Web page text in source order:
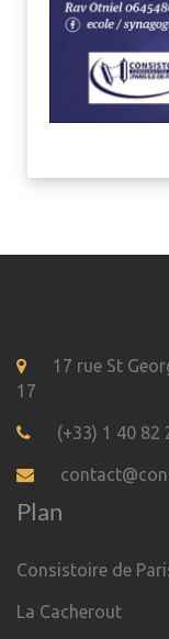
17 rue St
17
(+33) 1 40 82
Plan
Consistoire de
La Cacherout